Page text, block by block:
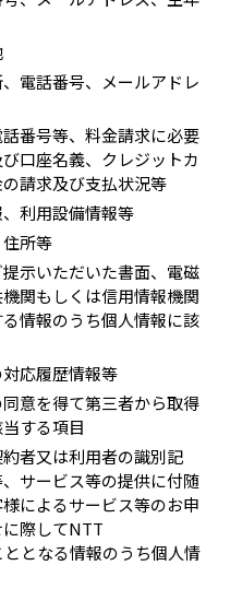
電話番号、メールアドレ
番号等、料金請求に必要
口座名義、クレジットカ
請求及び支払状況等
利用設備情報等
所等
示いただいた書面、電磁
関もしくは信用情報機関
情報のうち個人情報に該
応履歴情報等
意を得て第三者から取得
する項目
者又は利用者の識別記
サービス等の提供に付随
によるサービス等のお申
際してNTT
となる情報のうち個人情